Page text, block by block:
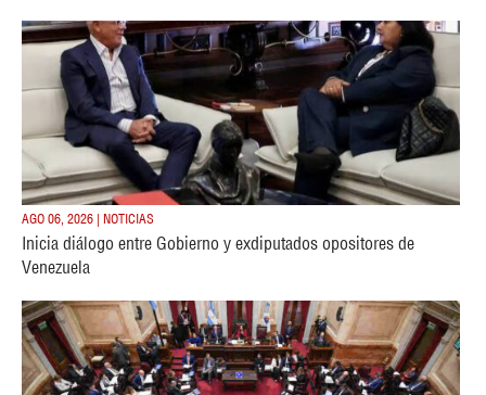
AGO 06, 2026 | NOTICIAS
Inicia diálogo entre Gobierno y exdiputados opositores de
Venezuela